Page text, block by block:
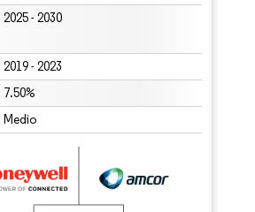
2025 - 2030
2019 - 2023
7.50%
Medio